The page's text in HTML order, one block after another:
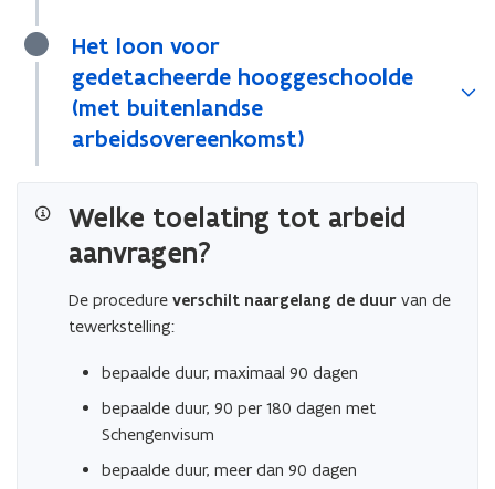
Het loon voor
gedetacheerde hooggeschoolde
(met buitenlandse
arbeidsovereenkomst)
Welke toelating tot arbeid
aanvragen?
De procedure verschilt naargelang de duur van de
tewerkstelling:
bepaalde duur, maximaal 90 dagen
bepaalde duur, 90 per 180 dagen met
Schengenvisum
bepaalde duur, meer dan 90 dagen